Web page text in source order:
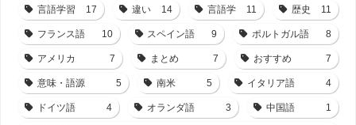
言語学習 17 違い 14 言語学 11 歴史 11
フランス語 10 スペイン語 9 ポルトガル語 8
アメリカ 7 まとめ 7 おすすめ 7
意味・語源 5 南米 5 イタリア語 4
ドイツ語 4 オランダ語 3 中国語 1